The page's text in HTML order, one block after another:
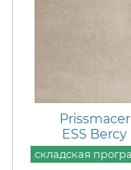
Prissmacer
ESS Bercy